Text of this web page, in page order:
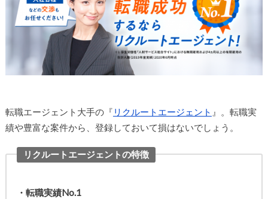
転職エージェント大手の『 リクルートエージェント 』。転職実
績や豊富な案件から、登録しておいて損はないでしょう。
リクルートエージェントの特徴
・転職実績No.1